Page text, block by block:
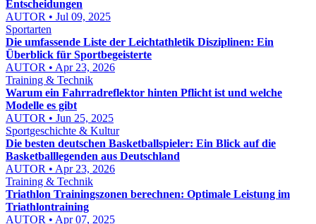
Entscheidungen
AUTOR • Jul 09, 2025
Sportarten
Die umfassende Liste der Leichtathletik Disziplinen: Ein
Überblick für Sportbegeisterte
AUTOR • Apr 23, 2026
Training & Technik
Warum ein Fahrradreflektor hinten Pflicht ist und welche
Modelle es gibt
AUTOR • Jun 25, 2025
Sportgeschichte & Kultur
Die besten deutschen Basketballspieler: Ein Blick auf die
Basketballlegenden aus Deutschland
AUTOR • Apr 23, 2026
Training & Technik
Triathlon Trainingszonen berechnen: Optimale Leistung im
Triathlontraining
AUTOR • Apr 07, 2025